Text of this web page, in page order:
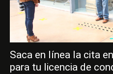
Saca en línea la cita
para tu licencia de